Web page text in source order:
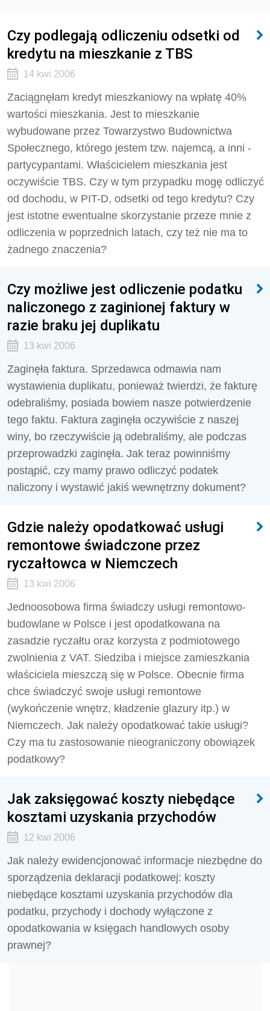
Czy podlegają odliczeniu odsetki od
kredytu na mieszkanie z TBS
14 kwi 2006
Zaciągnęłam kredyt mieszkaniowy na wpłatę 40%
wartości mieszkania. Jest to mieszkanie
wybudowane przez Towarzystwo Budownictwa
Społecznego, którego jestem tzw. najemcą, a inni -
partycypantami. Właścicielem mieszkania jest
oczywiście TBS. Czy w tym przypadku mogę odliczyć
od dochodu, w PIT-D, odsetki od tego kredytu? Czy
jest istotne ewentualne skorzystanie przeze mnie z
odliczenia w poprzednich latach, czy też nie ma to
żadnego znaczenia?
Czy możliwe jest odliczenie podatku
naliczonego z zaginionej faktury w
razie braku jej duplikatu
13 kwi 2006
Zaginęła faktura. Sprzedawca odmawia nam
wystawienia duplikatu, ponieważ twierdzi, że fakturę
odebraliśmy, posiada bowiem nasze potwierdzenie
tego faktu. Faktura zaginęła oczywiście z naszej
winy, bo rzeczywiście ją odebraliśmy, ale podczas
przeprowadzki zaginęła. Jak teraz powinniśmy
postąpić, czy mamy prawo odliczyć podatek
naliczony i wystawić jakiś wewnętrzny dokument?
Gdzie należy opodatkować usługi
remontowe świadczone przez
ryczałtowca w Niemczech
13 kwi 2006
Jednoosobowa firma świadczy usługi remontowo-
budowlane w Polsce i jest opodatkowana na
zasadzie ryczałtu oraz korzysta z podmiotowego
zwolnienia z VAT. Siedziba i miejsce zamieszkania
właściciela mieszczą się w Polsce. Obecnie firma
chce świadczyć swoje usługi remontowe
(wykończenie wnętrz, kładzenie glazury itp.) w
Niemczech. Jak należy opodatkować takie usługi?
Czy ma tu zastosowanie nieograniczony obowiązek
podatkowy?
Jak zaksięgować koszty niebędące
kosztami uzyskania przychodów
12 kwi 2006
Jak należy ewidencjonować informacje niezbędne do
sporządzenia deklaracji podatkowej: koszty
niebędące kosztami uzyskania przychodów dla
podatku, przychody i dochody wyłączone z
opodatkowania w księgach handlowych osoby
prawnej?